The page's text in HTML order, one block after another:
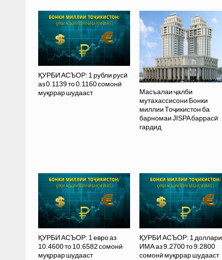
ҚУРБИ АСЪОР: 1 рубли русӣ
аз 0.1139 то 0.1160 сомонӣ
муқррар шудааст
Масъалаи ҷалби
мутахассисони Бонки
миллии Тоҷикистон ба
барномаи JISPA баррасӣ
гардид
ҚУРБИ АСЪОР: 1 евро аз
10.4600 то 10.6582 сомонӣ
муқррар шудааст
ҚУРБИ АСЪОР: 1 доллари
ИМА аз 9.2700 то 9.2800
сомонӣ муқррар шудааст